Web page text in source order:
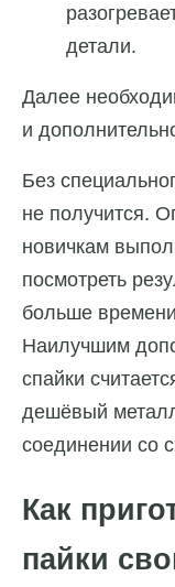
детали.
Далее
и
Без
не получится.
новичкам
посмотреть
больше
Наилучшим
спайки
дешёвый
соединении со
Как
пайки